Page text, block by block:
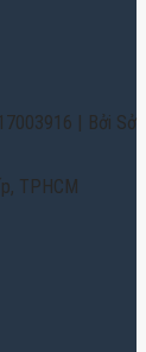
| Bởi Sở
TPHCM